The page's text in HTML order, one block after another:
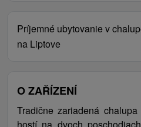
Príjemné ubytovanie v
na Liptove
O ZAŘÍZENÍ
Tradične zariadená